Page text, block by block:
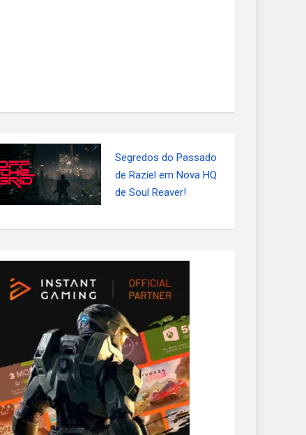
Segredos do Passado
de Raziel em Nova HQ
de Soul Reaver!